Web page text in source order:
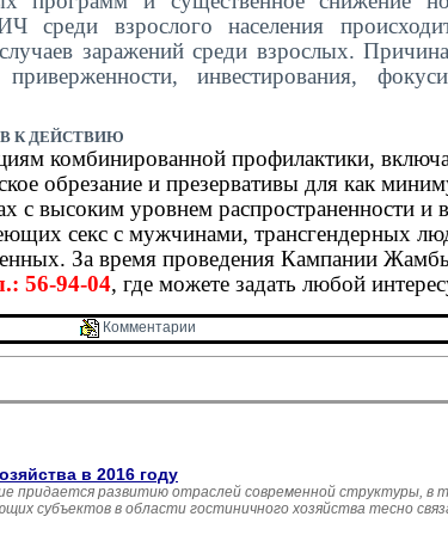
среди взрослого населения
заражений среди взрослых.
инвестирования,
К ДЕЙСТВИЮ
комбинированной профилактики,
обрезание и презервативы для как
с высоким уровнем распространенности и
секс с мужчинами, трансгендерных
За время проведения Кампании
56-94-04, где можете задать любой
Комментарии
в 2016 году
придается развитию отраслей современной структуры, в
субъектов в области гостиничного хозяйства тесно